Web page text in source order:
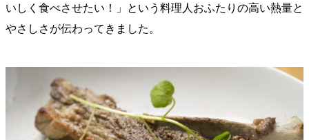
いしく食べさせたい！」という料理人おふたりの高い熱量と
やさしさが伝わってきました。